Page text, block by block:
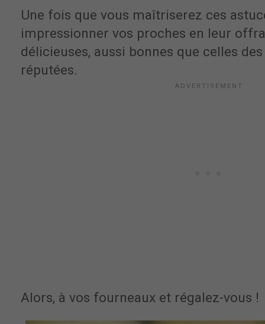
Une fois que vous maîtriserez ces
impressionner vos proches en leur
délicieuses, aussi bonnes que celles
réputées.
Alors, à vos fourneaux et régalez-vous !